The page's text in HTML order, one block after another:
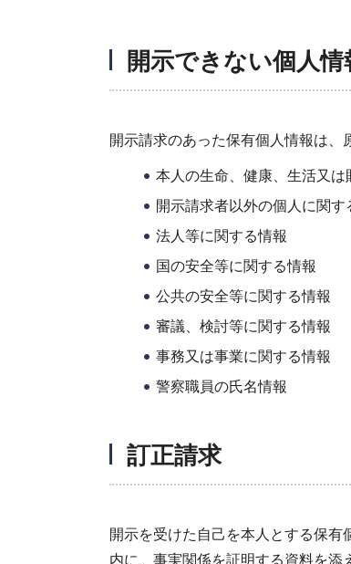
開示できない個人情
開示請求のあった保有個人情報は、
本人の生命、健康、生活又
開示請求者以外の個人に関す
法人等に関する情報
国の安全等に関する情報
公共の安全等に関する情報
審議、検討等に関する情報
事務又は事業に関する情報
警察職員の氏名情報
訂正請求
開示を受けた自己を本人とする保
内に、事実関係を証明する資料を